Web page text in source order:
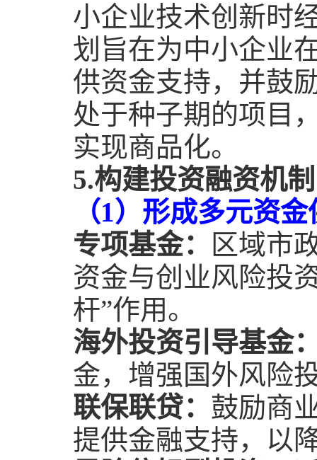
小企业技术创新时
划旨在为中小企业
供资金支持，并鼓
处于种子期的项目
实现商品化。
5.构建投资融资机制
（1）形成多元资金
专项基金：
区域市
资金与创业风险投
杆”作用。
海外投资引导基金
金，增强国外风险
联保联贷： 鼓励商
提供金融支持，以